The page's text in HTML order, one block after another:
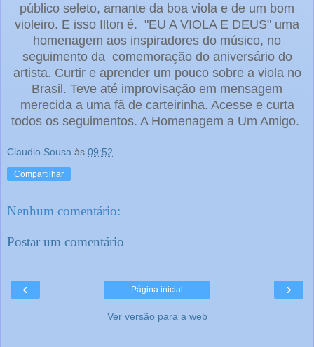
público seleto, amante da boa viola e de um bom
violeiro. E isso Ilton é. "EU A VIOLA E DEUS" uma
homenagem aos inspiradores do músico, no
seguimento da comemoração do aniversário do
artista. Curtir e aprender um pouco sobre a viola no
Brasil. Teve até improvisação em mensagem
merecida a uma fã de carteirinha. Acesse e curta
todos os seguimentos. A Homenagem a Um Amigo.
Claudio Sousa às 09:52
Compartilhar
Nenhum comentário:
Postar um comentário
‹ ›
Página inicial
Ver versão para a web